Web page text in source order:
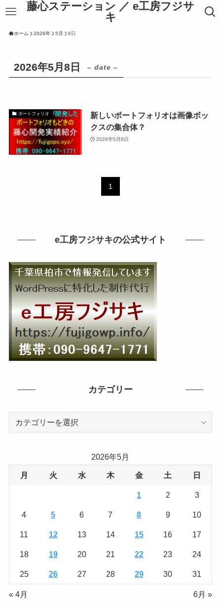
藤心ステーション ／ e工房フジサ
キ
ホーム 2026年 5月 8日
2026年5月8日 – date –
ポートフォリオ
新しいポートフォリオは画像ボッ
クスの集合体？
2026年5月8日
1
e工房フジサキの公式サイト
カテゴリー
ー
2026年5月
月 火 水 木 金 土 日
1 2 3
4 5 6 7 8 9 10
11 12 13 14 15 16 17
18 19 20 21 22 23 24
25 26 27 28 29 30 31
« 4月 6月 »